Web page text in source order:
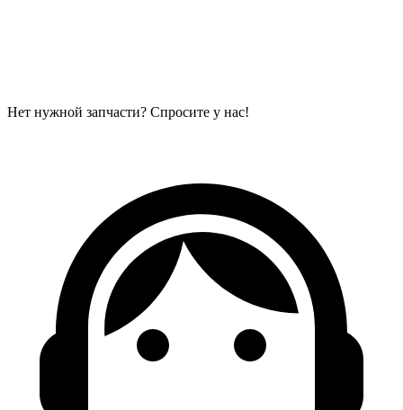
Нет нужной запчасти? Спросите у нас!